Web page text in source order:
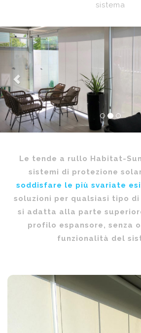
sistema
Previous
Le tende a rullo Habitat-
sistemi di protezione
soddisfare le più svariate
soluzioni per qualsiasi tipo
si adatta alla parte
profilo espansore, senza
funzionalità del